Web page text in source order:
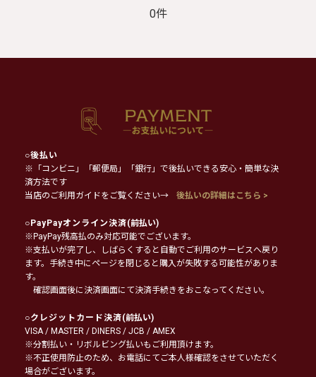
0件
○後払い
※「コンビニ」「郵便局」「銀行」で後払いできる安心・簡単な決
済方法です
当店のご利用ガイドをご覧ください→
後払いの詳細はこちら >
○PayPayオンライン決済(前払い)
※PayPay残高払のみ対応可能でございます。
※支払いが完了し、しばらくすると自動でご利用のサービスへ戻り
ます。手続き中にページを閉じると購入が失敗する可能性がありま
す。
確認画面後に決済画面にて決済手続きをおこなってください。
○クレジットカード決済(前払い)
VISA / MASTER / DINERS / JCB / AMEX
※分割払い・リボルビング払いもご利用頂けます。
※不正使用防止のため、お電話にてご本人様確認をさせていただく
場合がございます。